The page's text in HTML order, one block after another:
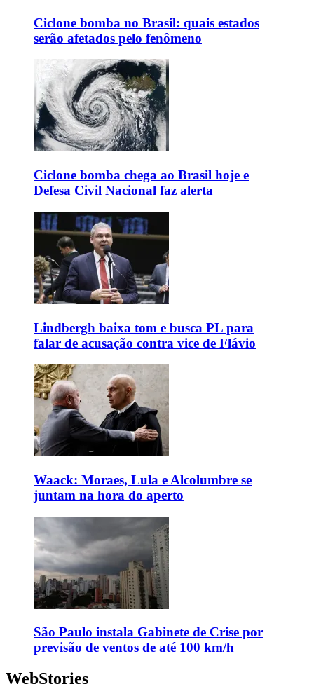
Ciclone bomba no Brasil: quais estados
serão afetados pelo fenômeno
Ciclone bomba chega ao Brasil hoje e
Defesa Civil Nacional faz alerta
Lindbergh baixa tom e busca PL para
falar de acusação contra vice de Flávio
Waack: Moraes, Lula e Alcolumbre se
juntam na hora do aperto
São Paulo instala Gabinete de Crise por
previsão de ventos de até 100 km/h
WebStories